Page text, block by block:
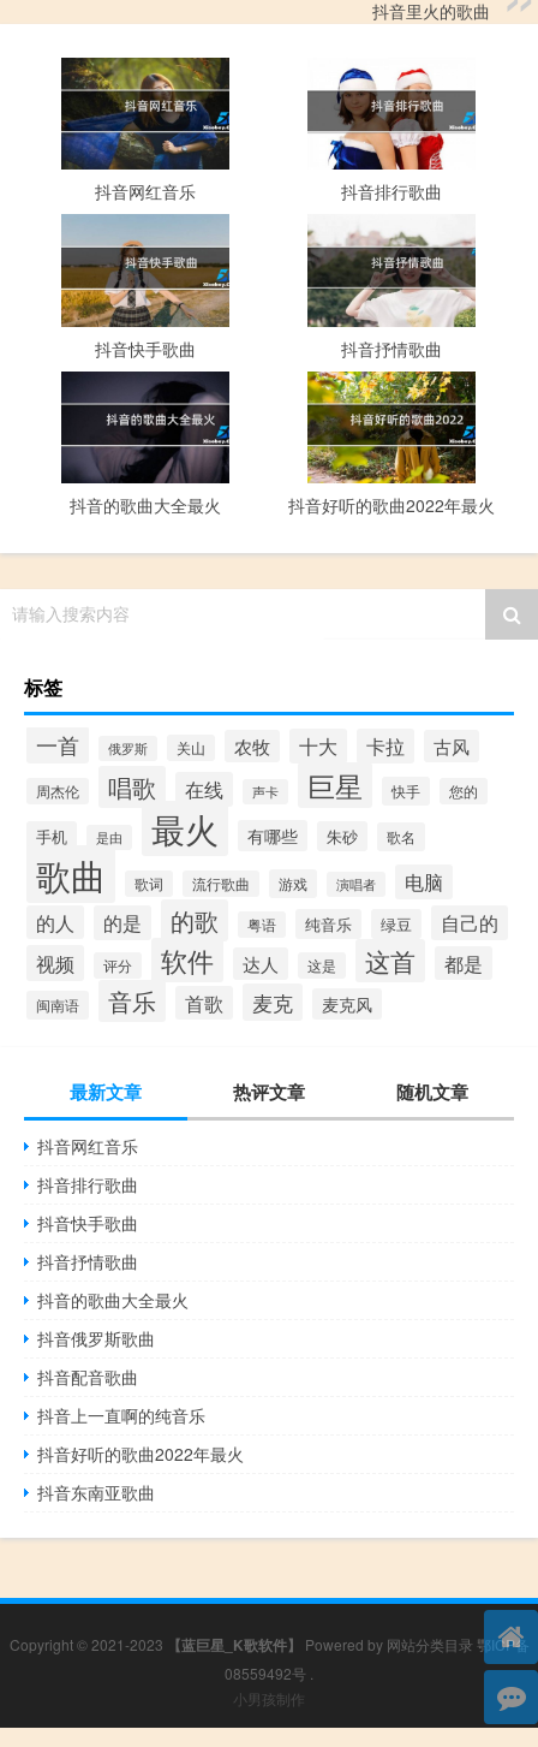
抖音里火的歌曲
抖音网红音乐 抖音排行歌曲
抖音快手歌曲 抖音抒情歌曲
抖音的歌曲大全最火 抖音好听的歌曲2022年最火
请输入搜索内容
标签
一首 俄罗斯 关山 农牧 十大 卡拉 古风
周杰伦 唱歌 在线 声卡 巨星 快手 您的
手机 是由 最火 有哪些 朱砂 歌名
歌曲 歌词 流行歌曲 游戏 演唱者 电脑
的人 的是 的歌 粤语 纯音乐 绿豆 自己的
视频 评分 软件 达人 这是 这首 都是
闽南语 音乐 首歌 麦克 麦克风
最新文章 热评文章 随机文章
抖音网红音乐
抖音排行歌曲
抖音快手歌曲
抖音抒情歌曲
抖音的歌曲大全最火
抖音俄罗斯歌曲
抖音配音歌曲
抖音上一直啊的纯音乐
抖音好听的歌曲2022年最火
抖音东南亚歌曲
Copyright © 2021-2023 【蓝巨星_K歌软件】 Powered by 网站分类目录 鄂ICP备
08559492号
小男孩制作